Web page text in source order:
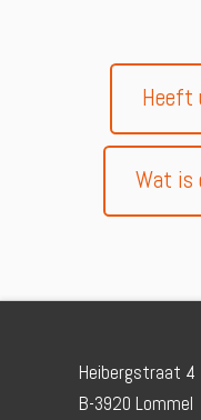
Heeft
Wat is
Heibergstraat 4
B-3920 Lommel